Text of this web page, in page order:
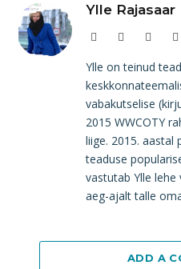
Ylle Rajasaar
Website Facebook
Ylle on teinud
vabakutselise
2015 WWCOTY
liige. 2015. aastal
teaduse
vastutab Ylle
aeg-ajalt talle
ADD A